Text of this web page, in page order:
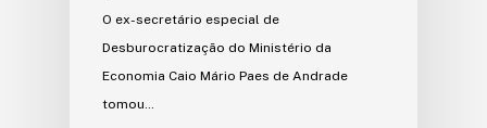
O ex-secretário especial de
Desburocratização do Ministério da
Economia Caio Mário Paes de Andrade
tomou…